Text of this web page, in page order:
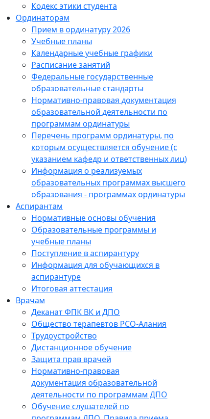
Кодекс этики студента
Ординаторам
Прием в ординатуру 2026
Учебные планы
Календарные учебные графики
Расписание занятий
Федеральные государственные
образовательные стандарты
Нормативно-правовая документация
образовательной деятельности по
программам ординатуры
Перечень программ ординатуры, по
которым осуществляется обучение (с
указанием кафедр и ответственных лиц)
Информация о реализуемых
образовательных программах высшего
образования - программах ординатуры
Аспирантам
Нормативные основы обучения
Образовательные программы и
учебные планы
Поступление в аспирантуру
Информация для обучающихся в
аспирантуре
Итоговая аттестация
Врачам
Деканат ФПК ВК и ДПО
Общество терапевтов РСО-Алания
Трудоустройство
Дистанционное обучение
Защита прав врачей
Нормативно-правовая
документация образовательной
деятельности по программам ДПО
Обучение слушателей по